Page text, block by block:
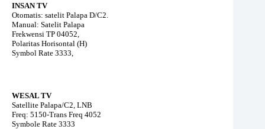
INSAN TV
Otomatis: satelit Palapa D/C2.
Manual: Satelit Palapa
Frekwensi TP 04052,
Polaritas Horisontal (H)
Symbol Rate 3333,
WESAL TV
Satellite Palapa/C2, LNB
Freq: 5150-Trans Freq 4052
Symbole Rate 3333